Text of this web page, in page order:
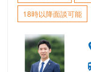
18時以降面談可能